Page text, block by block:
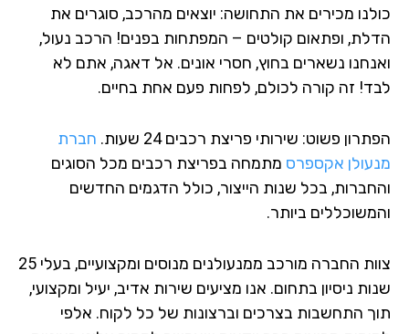
מכירים את התחושה: יוצאים מהרכב, סוגרים את
ופתאום קולטים – המפתחות בפנים! הרכב נעול,
נשארים בחוץ, חסרי אונים. אל דאגה, אתם לא
זה קורה לכולם, לפחות פעם אחת בחיים.
פשוט: שירותי פריצת רכבים 24 שעות.
חברת
אקספרסמתמחה בפריצת רכבים מכל הסוגים
בכל שנות הייצור, כולל הדגמים החדשים
ביותר.
צוות החברה מורכב ממנעולנים מנוסים ומקצועיים, בעלי 25
ניסיון בתחום. אנו מציעים שירות אדיב, יעיל ומקצועי,
התחשבות בצרכים וברצונות של כל לקוח. אלפי